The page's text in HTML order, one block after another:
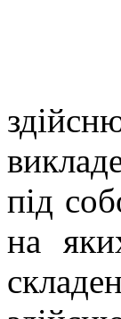
під
на